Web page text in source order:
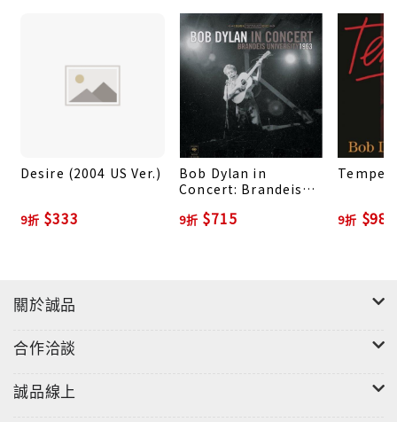
Desire (2004 US Ver.)
9折 $333
Bob Dylan in
Concert: Brandeis
9折 $715 9折 $985
關於誠品
合作洽談
誠品線上